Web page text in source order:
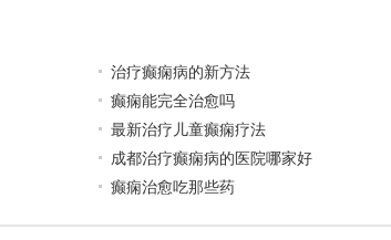
治疗癫痫病的新方法
癫痫能完全治愈吗
最新治疗儿童癫痫疗法
成都治疗癫痫病的医院哪家好
癫痫治愈吃那些药